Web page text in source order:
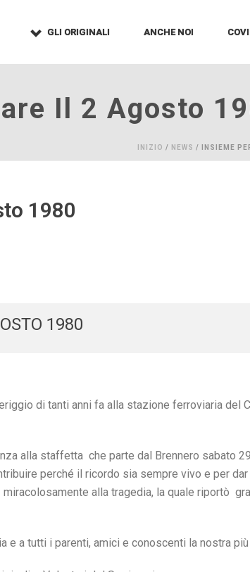
GLI ORIGINALI ANCHE NOI
Il 2 Agosto
INIZIO / NEWS / INSIEME
1980
1980
di tanti anni fa alla stazione ferroviaria del
alla staffetta che parte dal Brennero sabato
perché il ricordo sia sempre vivo e per
alla tragedia, la quale riportò
a tutti i parenti, amici e conoscenti la nostra